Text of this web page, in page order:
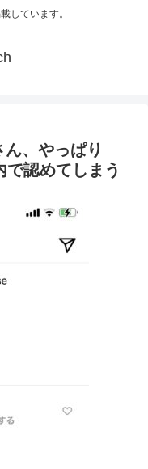
しています。
ん、やっぱり
認めてしまう